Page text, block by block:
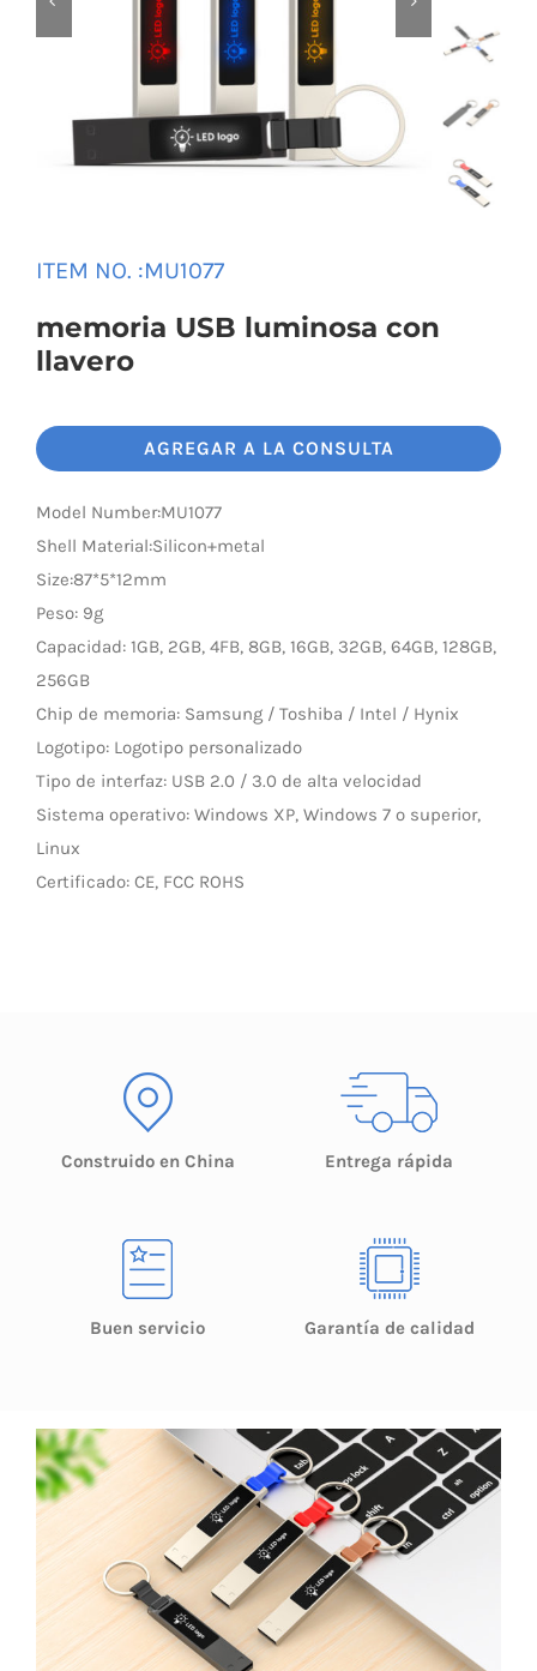
Universal Travel Adapter
Date cable
Audio/Video Converter
Multi-Function Hub
Stylus Pen
Card Reader
LED Lamp
ITEM NO. :MU1077
memoria USB luminosa con
llavero
AGREGAR A LA CONSULTA
Model Number:MU1077
Shell Material:Silicon+metal
Size:87*5*12mm
Peso: 9g
Capacidad: 1GB, 2GB, 4FB, 8GB, 16GB, 32GB, 64GB, 128GB,
256GB
Chip de memoria: Samsung / Toshiba / Intel / Hynix
Logotipo: Logotipo personalizado
Tipo de interfaz: USB 2.0 / 3.0 de alta velocidad
Sistema operativo: Windows XP, Windows 7 o superior,
Linux
Certificado: CE, FCC ROHS
Construido en China Entrega rápida
Buen servicio Garantía de calidad